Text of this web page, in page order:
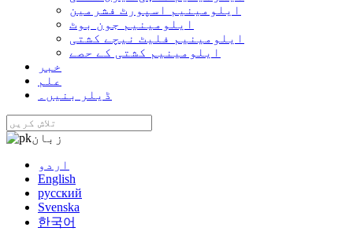
ایلومینیم اسپورٹ فشرمین
ایلومینیم جون بوٹ
ایلومینیم فلیٹ نیچے کشتی
ایلومینیم کشتی کے حصے
خبر
علم
ڈیلر بنیں۔
زبان
اردو
English
русский
Svenska
한국어